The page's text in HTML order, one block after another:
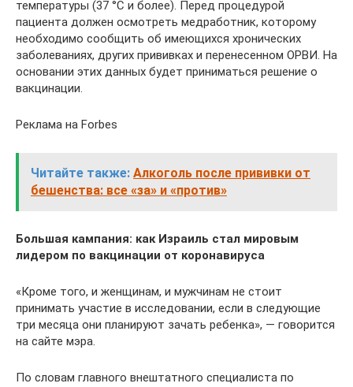
температуры (37 °C и более). Перед процедурой
пациента должен осмотреть медработник, которому
необходимо сообщить об имеющихся хронических
заболеваниях, других прививках и перенесенном ОРВИ. На
основании этих данных будет приниматься решение о
вакцинации.
Реклама на Forbes
Читайте также: Алкоголь после прививки от
бешенства: все «за» и «против»
Большая кампания: как Израиль стал мировым
лидером по вакцинации от коронавируса
«Кроме того, и женщинам, и мужчинам не стоит
принимать участие в исследовании, если в следующие
три месяца они планируют зачать ребенка», — говорится
на сайте мэра.
По словам главного внештатного специалиста по